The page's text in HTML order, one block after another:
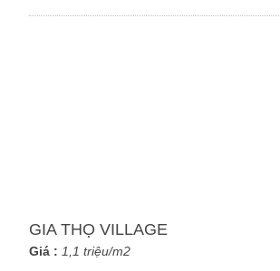
GIA THỌ VILLAGE
Giá : 1,1 triệu/m2